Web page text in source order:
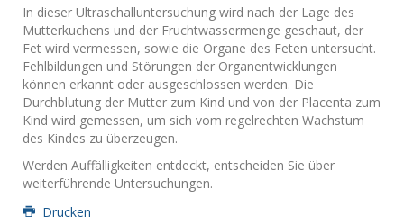
In dieser Ultraschalluntersuchung wird nach der Lage des
Mutterkuchens und der Fruchtwassermenge geschaut, der
Fet wird vermessen, sowie die Organe des Feten untersucht.
Fehlbildungen und Störungen der Organentwicklungen
können erkannt oder ausgeschlossen werden. Die
Durchblutung der Mutter zum Kind und von der Placenta zum
Kind wird gemessen, um sich vom regelrechten Wachstum
des Kindes zu überzeugen.
Werden Auffälligkeiten entdeckt, entscheiden Sie über
weiterführende Untersuchungen.
Drucken